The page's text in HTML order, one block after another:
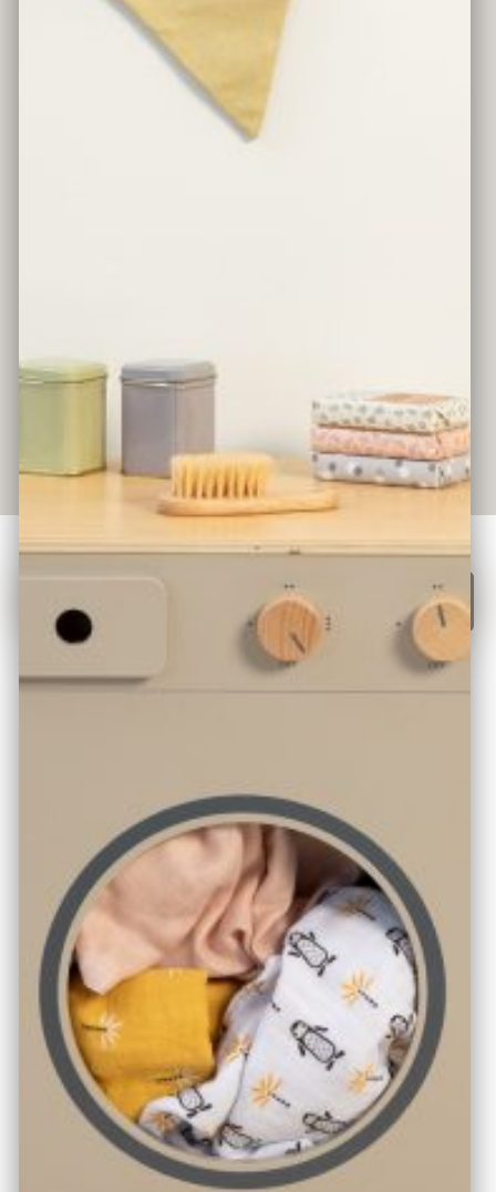
WASCHMASCHINE MIX & MATCH
Lieferumfang
ab 3 Jahren
Jetzt Kaufen!
ÜBER DAS PRODUKT
Stelle dir deine Wunsch-Spielküche selbst zusammen.
Mit unserer neuen Kinderküchen-Serie „Mix & Match“
aus nachhaltigem Holz ist dies nun endlich möglich. Die
Waschmaschine ist ein Bauteil zur Traumküche. Je nach
Platz kann diese zum Beispiel in Kombination mit 3
weiteren Küchenmöbeln im Kinderzimmer platziert
werden. Auch die Farbauswahl ist flexibel: ob
warmgrau/natur oder salbei/natur – die Mischung
macht´s. Natürlich eignet sich diese Waschmaschine
auch als Einzelstück. Die schmutzige Wäsche schnell
durch die Öffnung hinein in die Maschine und schon kann
es losgehen. Der Waschmittelauszug, sowie die